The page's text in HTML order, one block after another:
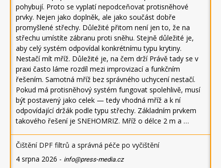
pohybují. Proto se vyplatí nepodceňovat protisněhové
prvky. Nejen jako doplněk, ale jako součást dobře
promyšlené střechy. Důležité přitom není jen to, že na
střechu umístíte zábranu proti sněhu. Stejně důležité je,
aby celý systém odpovídal konkrétnímu typu krytiny.
Nestačí mít mříž. Důležité je, na čem drží Právě tady se v
praxi často láme rozdíl mezi improvizací a funkčním
řešením. Samotná mříž bez správného uchycení nestačí.
Pokud má protisněhový systém fungovat spolehlivě, musí
být postavený jako celek — tedy vhodná mříž a k ní
odpovídající držák podle typu střechy. Základním prvkem
takového řešení je SNEHOMRIZ. Mříž o délce 2 m a …
Čištění DPF filtrů a správná péče po vyčištění
4 srpna 2026 - info@press-media.cz